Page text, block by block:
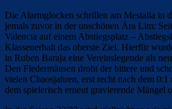
Die Alarmglocken schrillen am Mestalla in
jemals zuvor in der unschönen Ära Lim:
Valencia auf einem Abstiegsplatz –
Klassenerhalt das oberste Ziel. Hierfür
in Ruben Baraja eine Vereinslegende als
Den Fledermäusen droht der bittere und
vielen Chaosjahren, erst recht nach dem 0:1
dem spielerisch erneut gravierende Mängel